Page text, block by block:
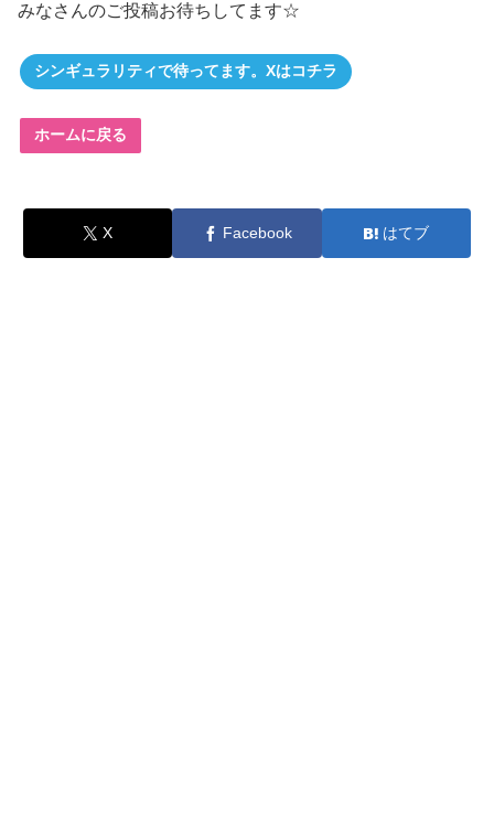
みなさんのご投稿お待ちしてます☆
シンギュラリティで待ってます。Xはコチラ
ホームに戻る
X Facebook はてブ